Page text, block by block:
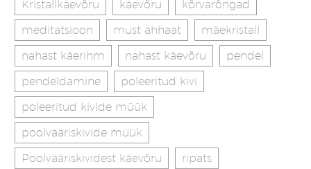
Kristallkäevõru
käevõru
kõrvarõngad
meditatsioon
must ahhaat
mäekristall
nahast käerihm
nahast käevõru
pendel
pendeldamine
poleeritud kivi
poleeritud kivide müük
poolvääriskivide müük
Poolvääriskividest käevõru
ripats